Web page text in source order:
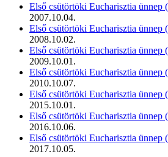
Első csütörtöki Eucharisztia ünnep
2007.10.04.
Első csütörtöki Eucharisztia ünnep
2008.10.02.
Első csütörtöki Eucharisztia ünnep
2009.10.01.
Első csütörtöki Eucharisztia ünnep
2010.10.07.
Első csütörtöki Eucharisztia ünnep
2015.10.01.
Első csütörtöki Eucharisztia ünnep
2016.10.06.
Első csütörtöki Eucharisztia ünnep
2017.10.05.